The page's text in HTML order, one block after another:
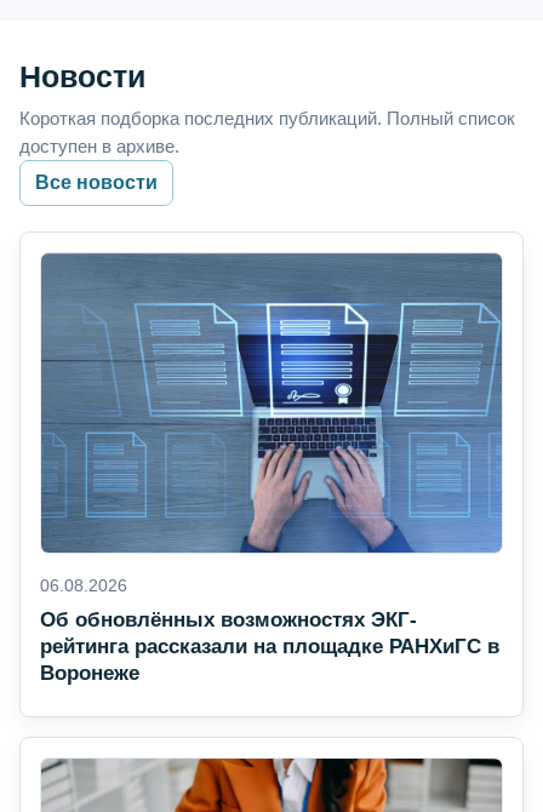
Новости
Короткая подборка последних публикаций. Полный список
доступен в архиве.
Все новости
06.08.2026
Об обновлённых возможностях ЭКГ-
рейтинга рассказали на площадке РАНХиГС в
Воронеже